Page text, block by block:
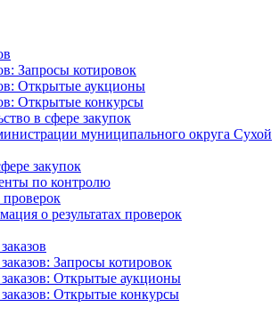
Запросы котировок
Открытые аукционы
Открытые конкурсы
в сфере закупок
муниципального округа Сухой
закупок
по контролю
о результатах проверок
Запросы котировок
заказов: Открытые аукционы
заказов: Открытые конкурсы